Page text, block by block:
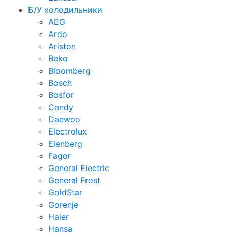
Б/У холодильники
AEG
Ardo
Ariston
Beko
Bloomberg
Bosch
Bosfor
Candy
Daewoo
Electrolux
Elenberg
Fagor
General Electric
General Frost
GoldStar
Gorenje
Haier
Hansa